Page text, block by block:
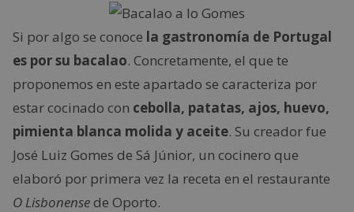
Si por algo se conoce la gastronomía de Portugal
es por su bacalao. Concretamente, el que te
proponemos en este apartado se caracteriza por
estar cocinado con cebolla, patatas, ajos, huevo,
pimienta blanca molida y aceite. Su creador fue
José Luiz Gomes de Sá Júnior, un cocinero que
elaboró por primera vez la receta en el restaurante
O Lisbonensede Oporto.